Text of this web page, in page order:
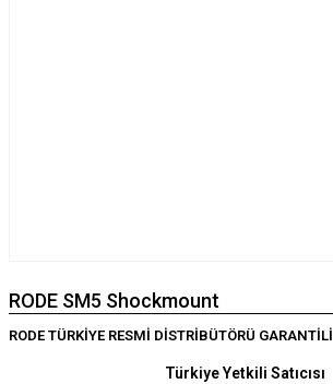
RODE SM5 Shockmount
RODE TÜRKİYE RESMİ DİSTRİBÜTÖRÜ GARANTİLİ
Türkiye Yetkili Satıcısı